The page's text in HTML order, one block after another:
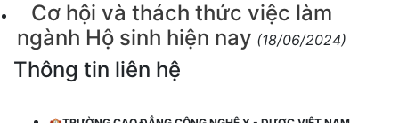
Cơ hội và thách thức việc làm
ngành Hộ sinh hiện nay (18/06/2024)
Thông tin liên hệ